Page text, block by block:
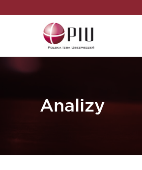
Analizy